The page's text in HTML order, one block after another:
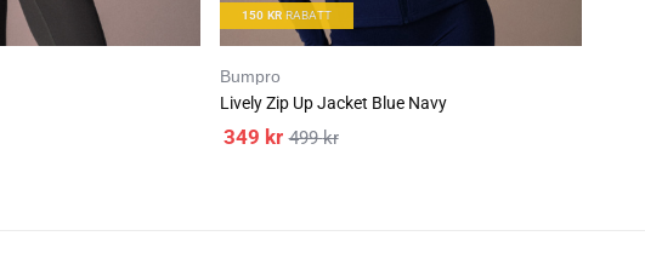
150 KR RABATT
Bumpro
Lively Zip Up Jacket Blue Navy
499kr
349 kr